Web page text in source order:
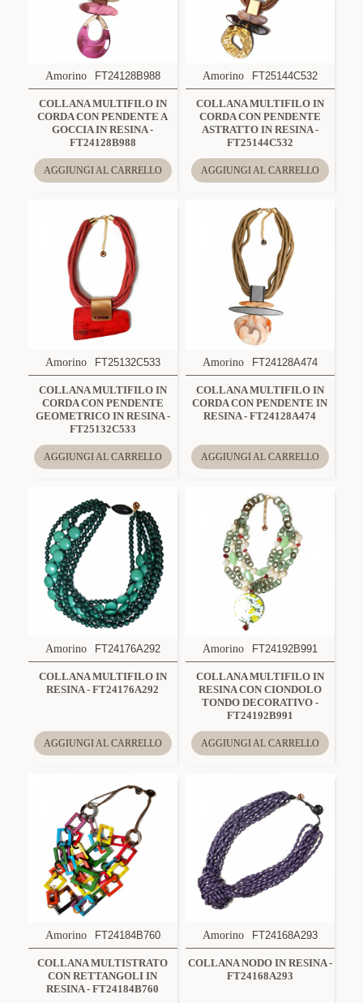
Amorino FT24128B988
COLLANA MULTIFILO IN
CORDA CON PENDENTE A
GOCCIA IN RESINA -
FT24128B988
AGGIUNGI AL CARRELLO
Amorino FT25144C532
COLLANA MULTIFILO IN
CORDA CON PENDENTE
ASTRATTO IN RESINA -
FT25144C532
AGGIUNGI AL CARRELLO
Amorino FT25132C533
COLLANA MULTIFILO IN
CORDA CON PENDENTE
GEOMETRICO IN RESINA -
FT25132C533
AGGIUNGI AL CARRELLO
Amorino FT24128A474
COLLANA MULTIFILO IN
CORDA CON PENDENTE IN
RESINA - FT24128A474
AGGIUNGI AL CARRELLO
Amorino FT24176A292
COLLANA MULTIFILO IN
RESINA - FT24176A292
AGGIUNGI AL CARRELLO
Amorino FT24192B991
COLLANA MULTIFILO IN
RESINA CON CIONDOLO
TONDO DECORATIVO -
FT24192B991
AGGIUNGI AL CARRELLO
Amorino FT24184B760
COLLANA MULTISTRATO
CON RETTANGOLI IN
RESINA - FT24184B760
Amorino FT24168A293
COLLANA NODO IN RESINA -
FT24168A293